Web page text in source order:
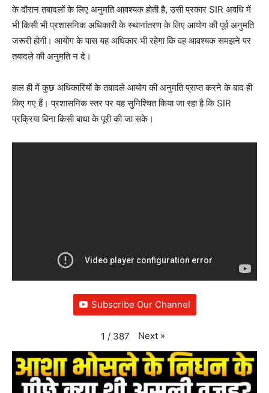
के दौरान तबादलों के लिए अनुमति आवश्यक होती है, उसी प्रकार SIR अवधि में
भी किसी भी प्रशासनिक अधिकारी के स्थानांतरण के लिए आयोग की पूर्व अनुमति
जरूरी होगी। आयोग के पास यह अधिकार भी रहेगा कि वह आवश्यक समझने पर
तबादले की अनुमति न दे।
हाल ही में कुछ अधिकारियों के तबादले आयोग की अनुमति प्राप्त करने के बाद ही
किए गए हैं। प्रशासनिक स्तर पर यह सुनिश्चित किया जा रहा है कि SIR
प्रक्रिया बिना किसी बाधा के पूरी की जा सके।
Subscribe Our Channel
1 / 387 Next »